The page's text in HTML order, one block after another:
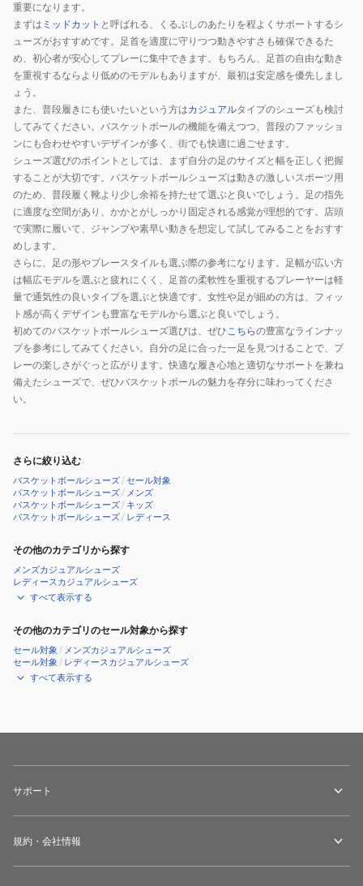
重要になります。
まずは ミッドカット と呼ばれる、くるぶしのあたりを程よくサポートするシ
ューズがおすすめです。足首を適度に守りつつ動きやすさも確保できるた
め、初心者が安心してプレーに集中できます。もちろん、足首の自由な動き
を重視するならより低めのモデルもありますが、最初は安定感を優先しまし
ょう。
また、普段履きにも使いたいという方はカジュアルタイプのシューズも検討
してみてください。バスケットボールの機能を備えつつ、普段のファッショ
ンにも合わせやすいデザインが多く、街でも快適に過ごせます。
シューズ選びのポイントとしては、まず自分の足のサイズと幅を正しく把握
することが大切です。バスケットボールシューズは動きの激しいスポーツ用
のため、普段履く靴より少し余裕を持たせて選ぶと良いでしょう。足の指先
に適度な空間があり、かかとがしっかり固定される感覚が理想的です。店頭
で実際に履いて、ジャンプや素早い動きを想定して試してみることをおすす
めします。
さらに、足の形やプレースタイルも選ぶ際の参考になります。足幅が広い方
は幅広モデルを選ぶと疲れにくく、足首の柔軟性を重視するプレーヤーは軽
量で通気性の良いタイプを選ぶと快適です。女性や足が細めの方は、フィッ
ト感が高くデザインも豊富なモデルから選ぶと良いでしょう。
初めてのバスケットボールシューズ選びは、ぜひこちらの豊富なラインナッ
プを参考にしてみてください。自分の足に合った一足を見つけることで、プ
レーの楽しさがぐっと広がります。快適な履き心地と適切なサポートを兼ね
備えたシューズで、ぜひバスケットボールの魅力を存分に味わってくださ
い。
さらに絞り込む
バスケットボールシューズ/セール対象
バスケットボールシューズ/ メンズ
バスケットボールシューズ/ キッズ
バスケットボールシューズ/ レディース
その他のカテゴリから探す
メンズカジュアルシューズ
レディースカジュアルシューズ
すべて表示する
その他のカテゴリのセール対象から探す
セール対象 / メンズカジュアルシューズ
セール対象 / レディースカジュアルシューズ
すべて表示する
サポート
規約・会社情報